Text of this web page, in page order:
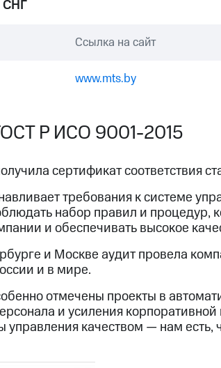
СНГ
Ссылка на сайт
www.mts.by
Р ИСО 9001-2015
сертификат соответствия
требования к системе
набор правил и процедур,
и обеспечивать высокое
и Москве аудит провела
и в мире.
отмечены проекты в
и усиления
качеством — нам есть,